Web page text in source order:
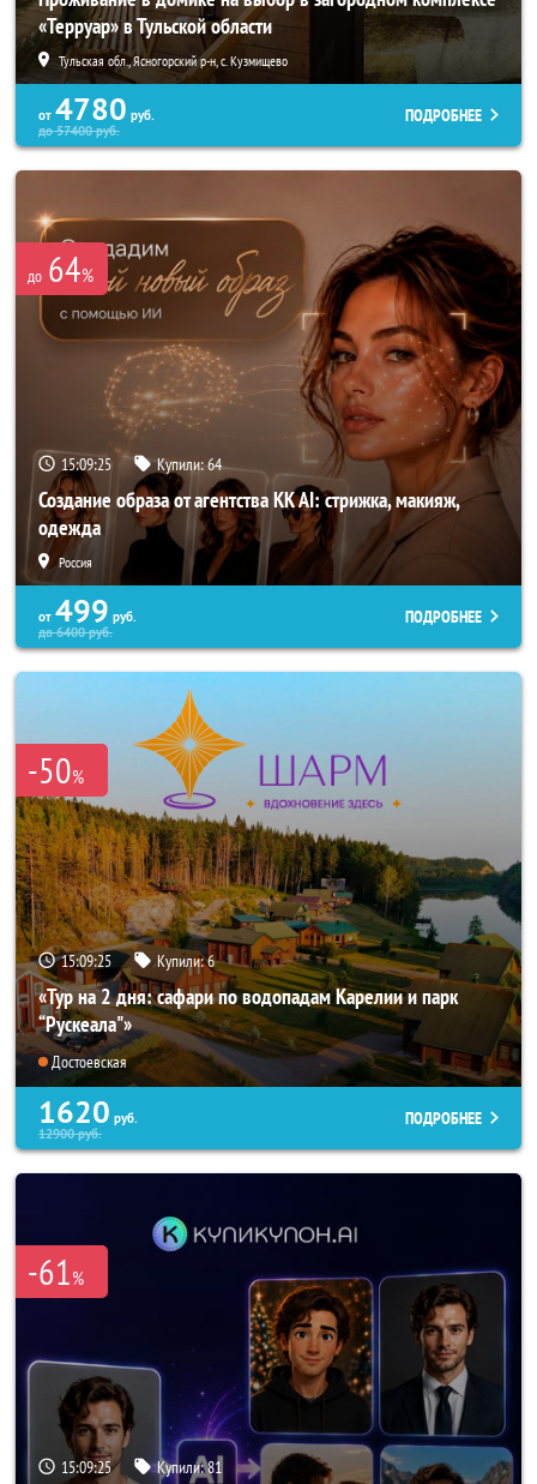
«Терруар» в Тульской области
Тульская обл., Ясногорский р-н, с. Кузмищево
от 4780 руб.
до57400руб.
ПОДРОБНЕЕ
до 64%
15:09:22 Купили:64
Создание образа от агентства KK AI: стрижка, макияж,
одежда
Россия
от 499 руб.
до6400руб.
ПОДРОБНЕЕ
-50%
15:09:22 Купили:6
«Тур на 2 дня: сафари по водопадам Карелии и парк
“Рускеала"»
Достоевская
1620 руб.
12900руб.
ПОДРОБНЕЕ
-61%
15:09:22 Купили:81